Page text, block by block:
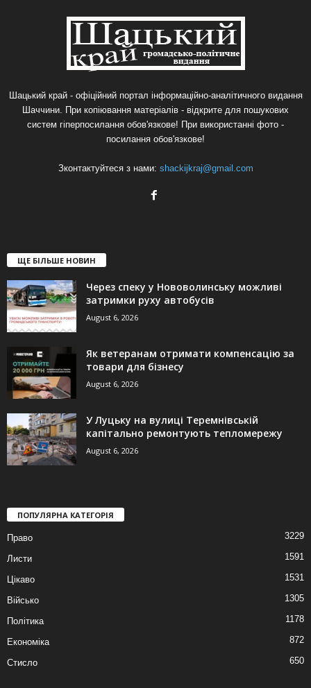
Шацький край - офіційний портал інформаційно-аналітичного видання
Шаччини. При копіювання матеріалів - відкрите для пошукових
систем гіперпосилання обов'язкове! При використанні фото -
посилання обов'язкове!
Зконтактуйтеся з нами: shackijkraj@gmail.com
ЩЕ БІЛЬШЕ НОВИН
Через спеку у Нововолинську можливі
затримки руху автобусів
August 6, 2026
Як ветеранам отримати компенсацію за
товари для бізнесу
August 6, 2026
У Луцьку на вулиці Теремнівській
капітально ремонтують тепломережу
August 6, 2026
ПОПУЛЯРНА КАТЕГОРІЯ
Право 3229
Листи 1591
Цікаво 1531
Військо 1305
Політика 1178
Економіка 872
Стисло 650